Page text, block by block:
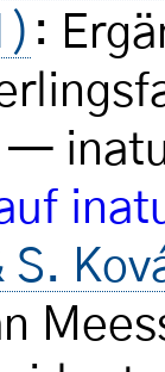
:
—
auf
S.